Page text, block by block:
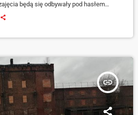
będą się odbywały pod hasłem
na problemy oraz ryzyka jakie
insert_link